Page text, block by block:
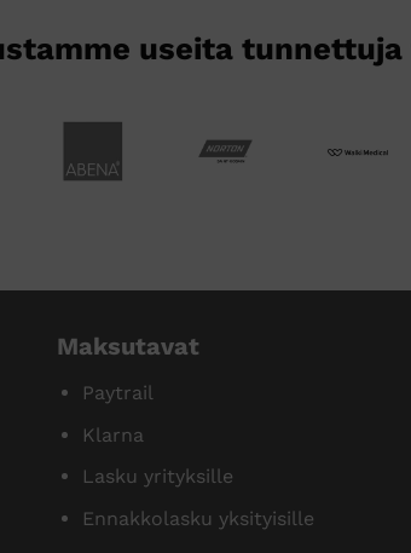
useita
Maksutavat
Paytrail
Klarna
Lasku yrityksille
Ennakkolasku yksityisille